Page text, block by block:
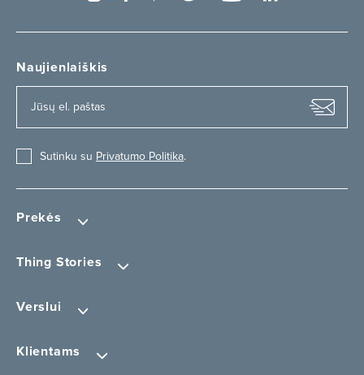
Prekės
Thing Stories
Verslui
Klientams
Naujienlaiškis
Sutinku su Privatumo Politika.